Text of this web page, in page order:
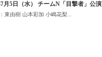
7月5日（水） チームN「目撃者」公演
東由樹 山本彩加 小嶋花梨...